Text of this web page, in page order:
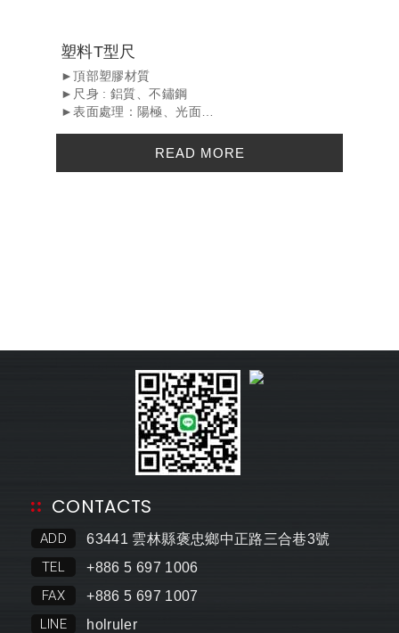
塑料T型尺
►頂部塑膠材質
►尺身 : 鋁質、不鏽鋼
►表面處理：陽極、光面
►Durable injection molded plastic head an...
READ MORE
CONTACTS
ADD 63441 雲林縣褒忠鄉中正路三合巷3號
TEL +886 5 697 1006
FAX +886 5 697 1007
LINE holruler